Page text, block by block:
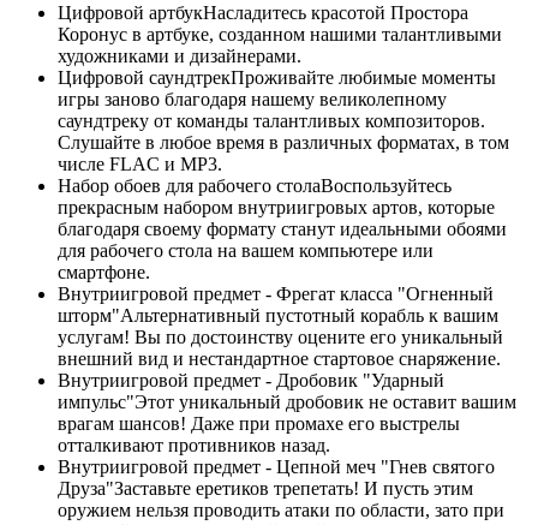
Цифровой артбукНасладитесь красотой Простора
Коронус в артбуке, созданном нашими талантливыми
художниками и дизайнерами.
Цифровой саундтрекПроживайте любимые моменты
игры заново благодаря нашему великолепному
саундтреку от команды талантливых композиторов.
Слушайте в любое время в различных форматах, в том
числе FLAC и MP3.
Набор обоев для рабочего столаВоспользуйтесь
прекрасным набором внутриигровых артов, которые
благодаря своему формату станут идеальными обоями
для рабочего стола на вашем компьютере или
смартфоне.
Внутриигровой предмет - Фрегат класса "Огненный
шторм"Альтернативный пустотный корабль к вашим
услугам! Вы по достоинству оцените его уникальный
внешний вид и нестандартное стартовое снаряжение.
Внутриигровой предмет - Дробовик "Ударный
импульс"Этот уникальный дробовик не оставит вашим
врагам шансов! Даже при промахе его выстрелы
отталкивают противников назад.
Внутриигровой предмет - Цепной меч "Гнев святого
Друза"Заставьте еретиков трепетать! И пусть этим
оружием нельзя проводить атаки по области, зато при